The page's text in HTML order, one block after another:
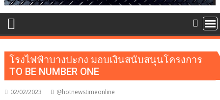
โรงไฟฟ้าบางปะกง มอบเงินสนับสนุนโครงการ
TO BE NUMBER ONE
02/02/2023 @hotnewstimeonline